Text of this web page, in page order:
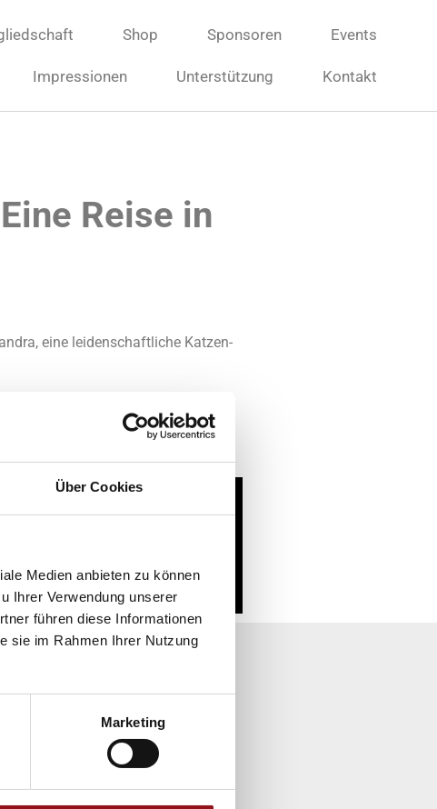
Über Cookies
Medien anbieten zu können
Ihrer Verwendung unserer
führen diese Informationen
sie im Rahmen Ihrer Nutzung
Marketing
Shop Sponsoren Events
Impressionen Unterstützung Kontakt
Reise in
eine leidenschaftliche Katzen-